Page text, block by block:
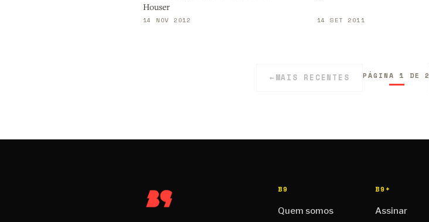
Houser
14 NOV 2012 14 SET 2011
←MAIS RECENTES PÁGINA 1 DE 2
B9
Quem somos
B9+
Assinar